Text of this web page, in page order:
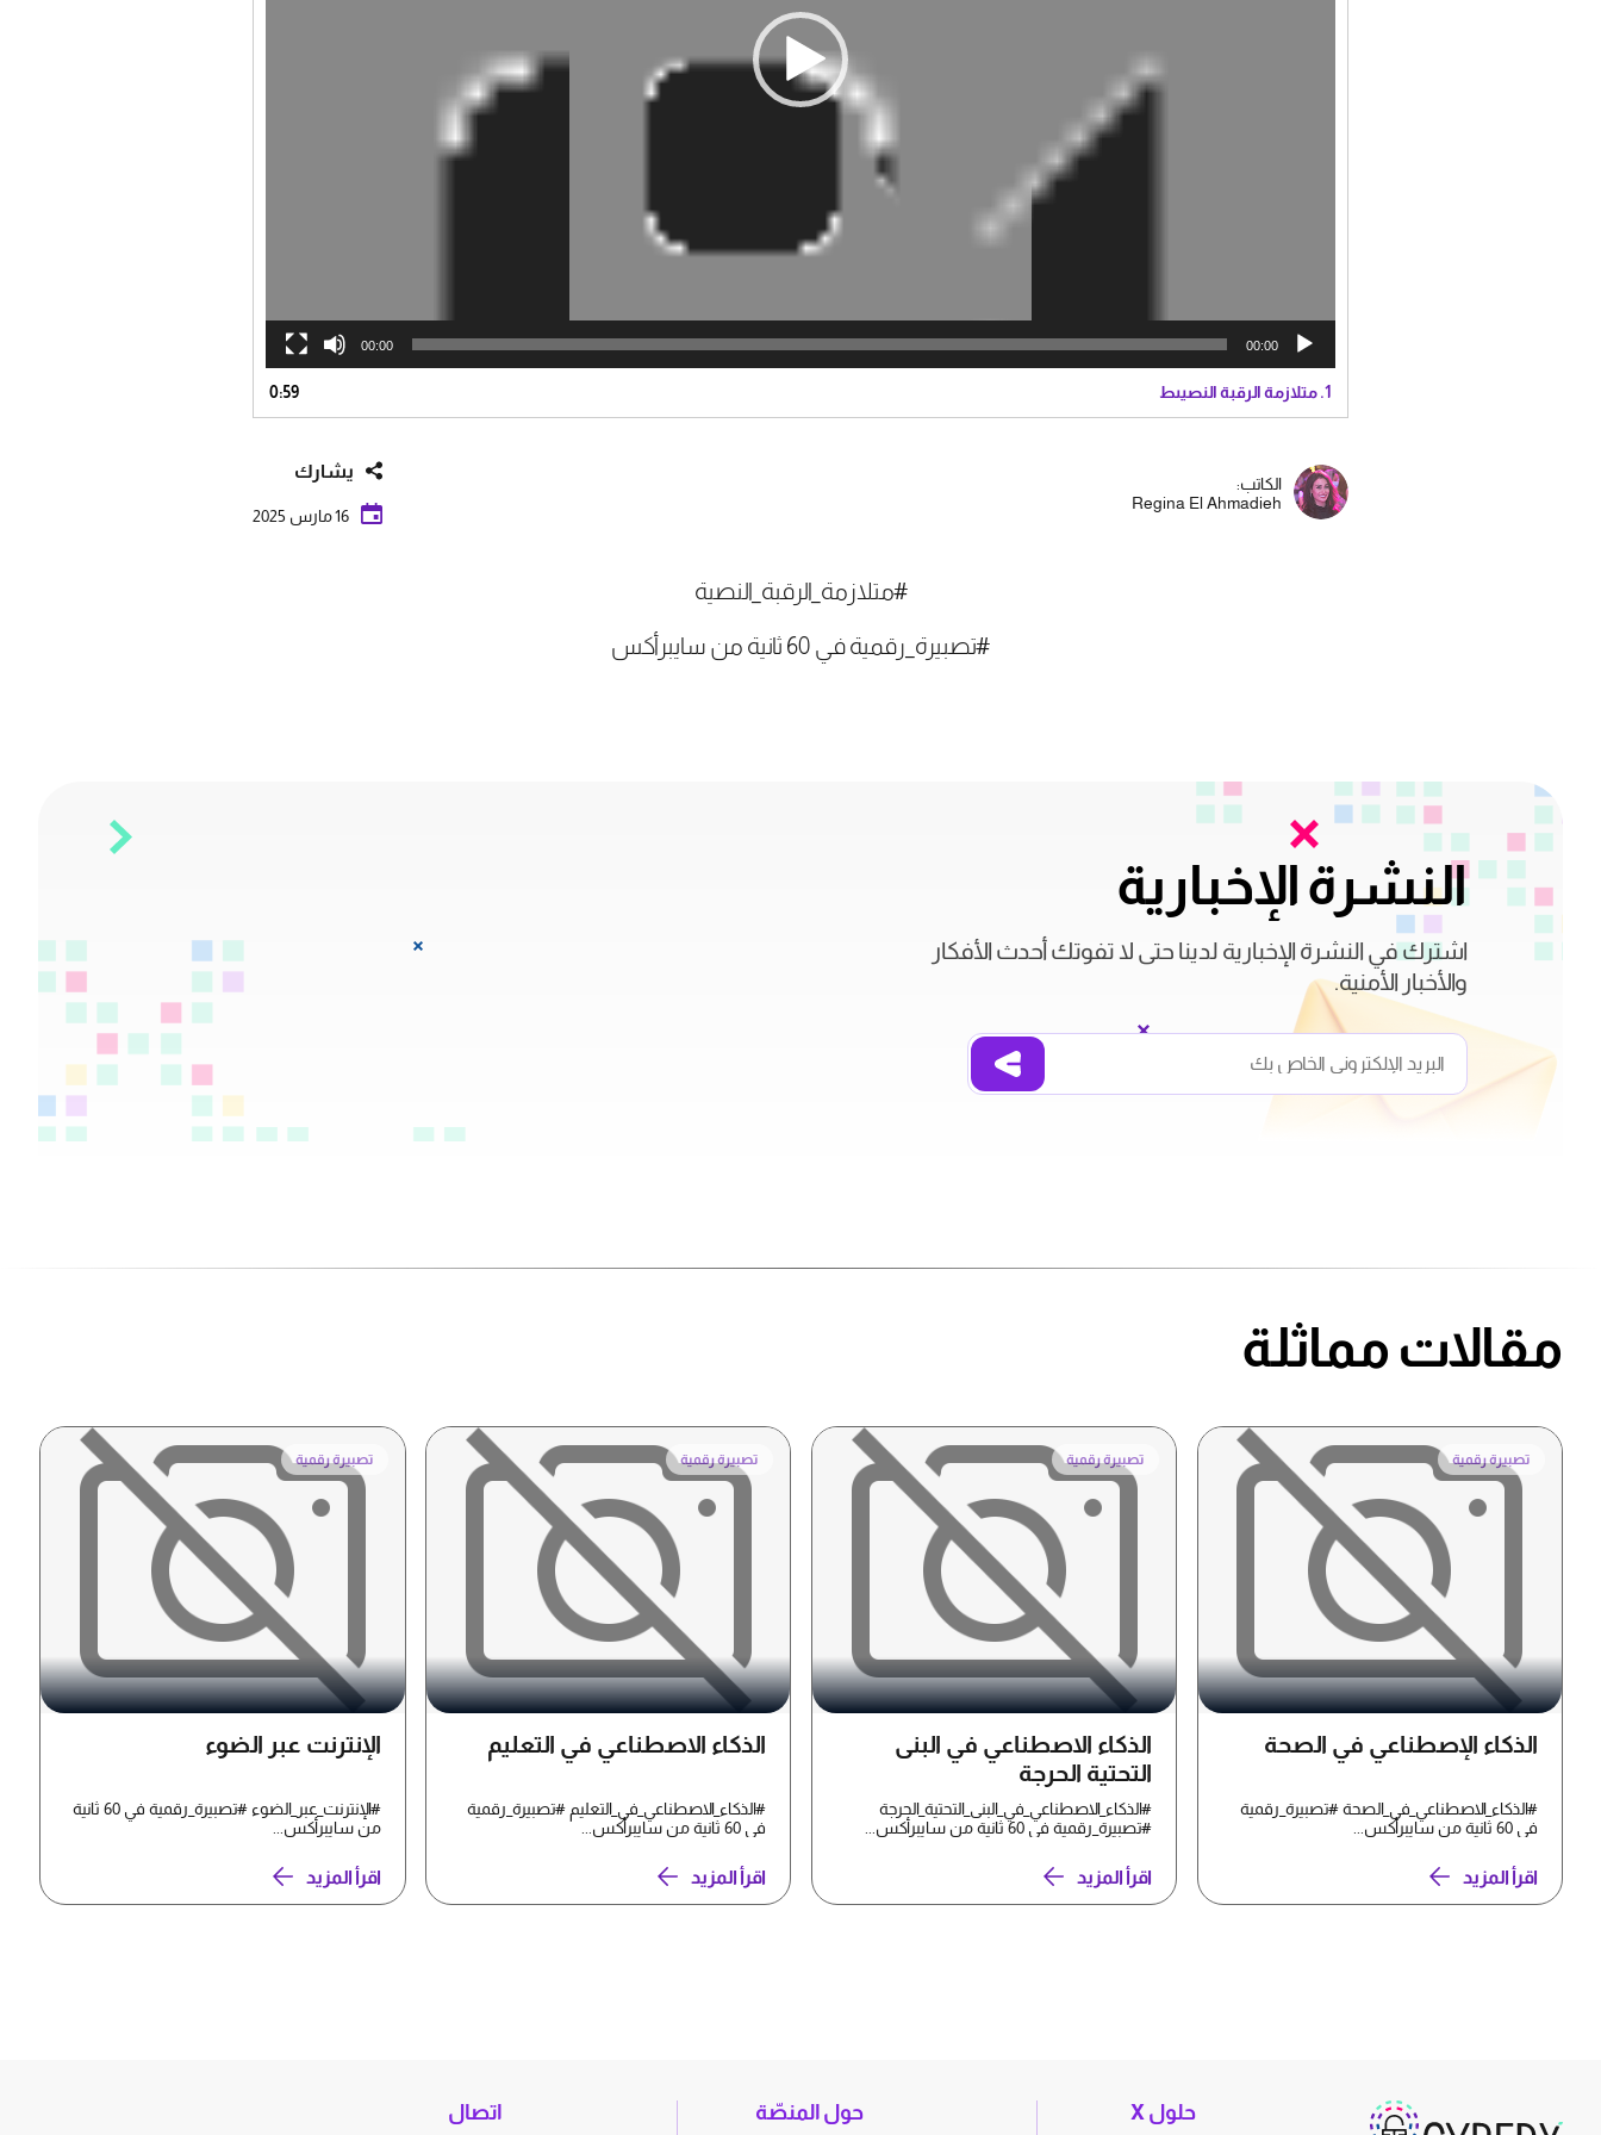
00:00
00:00
1. متلازمة الرقبة النصيىط 0:59
الكاتب:
Regina El Ahmadieh
يشارك
16 مارس 2025
#متلازمة_الرقبة_النصية
#تصبيرة_رقمية في 60 ثانية من سايبرأكس
النشرة الإخبارية
اشترك في النشرة الإخبارية لدينا حتى لا تفوتك أحدث الأفكار
والأخبار الأمنية.
مقالات مماثلة
تصبيرة رقمية
الذكاء الإصطناعي في الصحة
#الذكاء_الاصطناعي_في_الصحة #تصبيرة_رقمية
في 60 ثانية من سايبرأكس...
اقرأ المزيد
تصبيرة رقمية
الذكاء الاصطناعي في البنى
التحتية الحرجة
#الذكاء_الاصطناعي_في_البنى_التحتية_الحرجة
#تصبيرة_رقمية في 60 ثانية من سايبرأكس...
اقرأ المزيد
تصبيرة رقمية
الذكاء الاصطناعي في التعليم
#الذكاء_الاصطناعي_في_التعليم #تصبيرة_رقمية
في 60 ثانية من سايبرأكس...
اقرأ المزيد
تصبيرة رقمية
الإنترنت عبر الضوء
#الإنترنت_عبر_الضوء #تصبيرة_رقمية في 60 ثانية
من سايبرأكس...
اقرأ المزيد
حلول X حول المنصّة اتصال